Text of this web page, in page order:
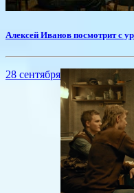
Алексей Иванов посмотрит с
28 сентября